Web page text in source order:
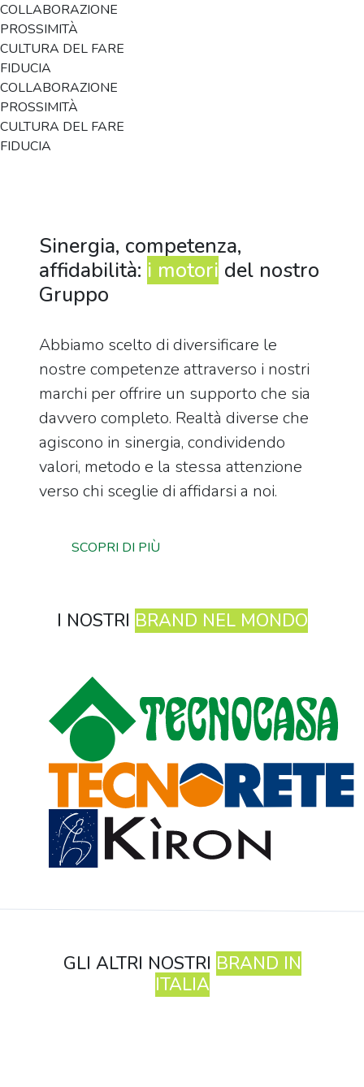
COLLABORAZIONE
PROSSIMITÀ
CULTURA DEL FARE
FIDUCIA
COLLABORAZIONE
PROSSIMITÀ
CULTURA DEL FARE
FIDUCIA
Sinergia, competenza,
affidabilità: i motori del nostro
Gruppo
Abbiamo scelto di diversificare le
nostre competenze attraverso i nostri
marchi per offrire un supporto che sia
davvero completo. Realtà diverse che
agiscono in sinergia, condividendo
valori, metodo e la stessa attenzione
verso chi sceglie di affidarsi a noi.
SCOPRI DI PIÙ
I NOSTRI BRAND NEL MONDO
GLI ALTRI NOSTRI BRAND IN
ITALIA